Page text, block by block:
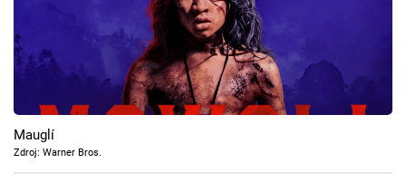
Cool Esport
Pořady
TV Program
Mauglí
Zdroj: Warner Bros.